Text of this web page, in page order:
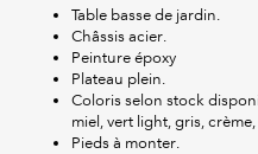
Table basse de jardin.
Châssis acier.
Peinture époxy
Plateau plein.
Coloris selon stock
miel, vert light, gris,
Pieds à monter.